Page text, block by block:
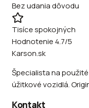
Bez udania dôvodu
Tisíce spokojných
Hodnotenie 4.7/5
Karson.sk
Špecialista na
úžitkové vozidlá.
Kontakt